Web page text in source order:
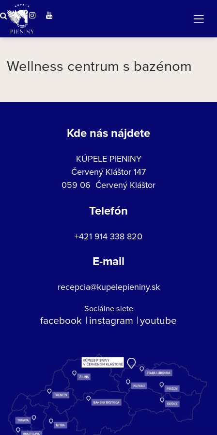
Wellness centrum s bazénom
Kde nás nájdete
KÚPELE PIENINY
Červený Kláštor 147
059 06 Červený Kláštor
Telefón
+421 914 338 820
E-mail
recepcia@kupelepieniny.sk
Sociálne siete
facebook instagram youtube